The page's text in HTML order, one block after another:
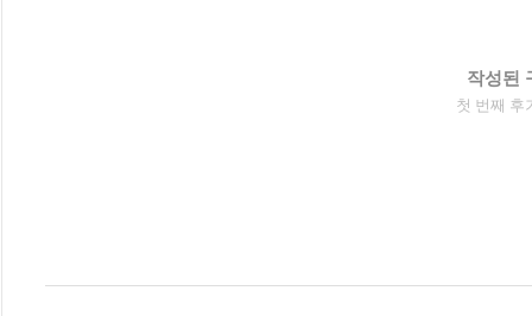
작성된
첫 번째 후